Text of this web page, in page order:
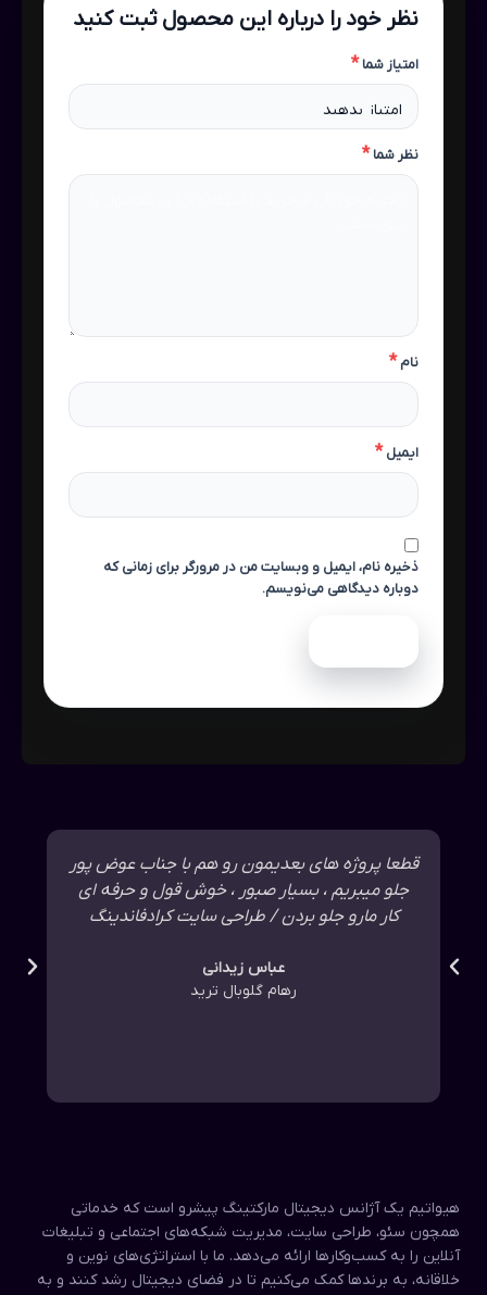
نظر خود را درباره این محصول ثبت کنید
امتیاز شما*
نظر شما*
نام*
ایمیل*
ذخیره نام، ایمیل و وبسایت من در مرورگر برای زمانی که
دوباره دیدگاهی می‌نویسم.
قطعا پروژه های بعدیمون رو هم با جناب عوض پور
جلو میبریم ، بسیار صبور ، خوش قول و حرفه ای
کار مارو جلو بردن / طراحی سایت کرادفاندینگ
عباس زیدانی
رهام گلوبال ترید
هیواتیم یک آژانس دیجیتال مارکتینگ پیشرو است که خدماتی
همچون سئو، طراحی سایت، مدیریت شبکه‌های اجتماعی و تبلیغات
آنلاین را به کسب‌وکارها ارائه می‌دهد. ما با استراتژی‌های نوین و
خلاقانه، به برندها کمک می‌کنیم تا در فضای دیجیتال رشد کنند و به